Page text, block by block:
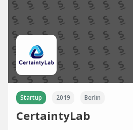
Startup 2019 Berlin
CertaintyLab